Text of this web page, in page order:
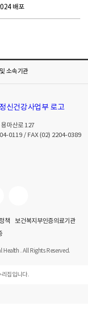
배포
소속기관
마산로 127
0119/ FAX (02) 2204-0389
책
보건복지부인증의료기관
. All Rights Reserved.
리집입니다.